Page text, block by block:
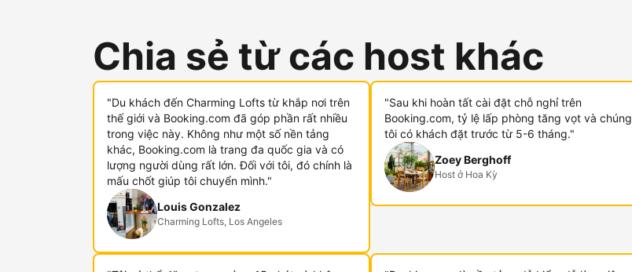
Chia sẻ từ các host khác
"Du khách đến Charming Lofts từ khắp nơi trên
thế giới và Booking.com đã góp phần rất nhiều
trong việc này. Không như một số nền tảng
khác, Booking.com là trang đa quốc gia và có
lượng người dùng rất lớn. Đối với tôi, đó chính là
mấu chốt giúp tôi chuyển mình."
Louis Gonzalez
Charming Lofts, Los Angeles
"Sau khi hoàn tất cài đặt chỗ nghỉ trên
Booking.com, tỷ lệ lấp phòng tăng vọt và chúng
tôi có khách đặt trước từ 5-6 tháng."
Zoey Berghoff
Host ở Hoa Kỳ